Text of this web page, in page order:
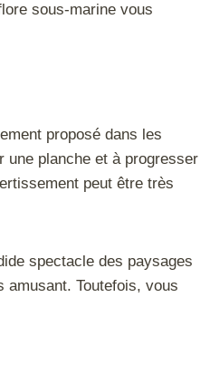
sous-marine vous
proposé dans les
une planche et à progresser
peut être très
spectacle des paysages
Toutefois, vous